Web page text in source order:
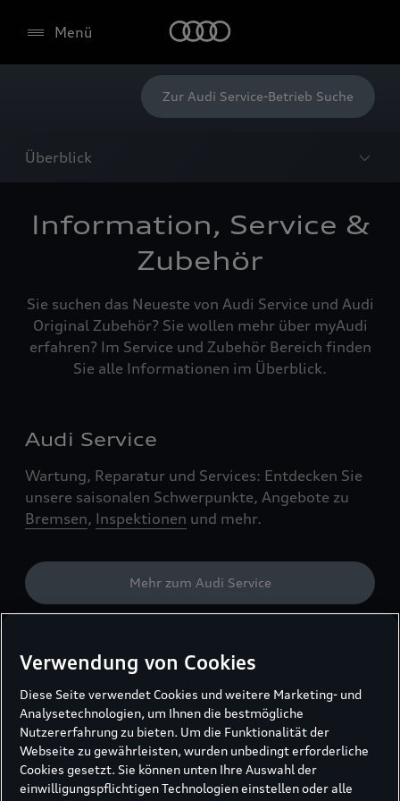
Menü
Zur Audi Service-Betrieb Suche
Überblick
Information, Service &
Zubehör
Sie suchen das Neueste von Audi Service und Audi
Original Zubehör? Sie wollen mehr über myAudi
erfahren? Im Service und Zubehör Bereich finden
Sie alle Informationen im Überblick.
Audi Service
Wartung, Reparatur und Services: Entdecken Sie
unsere saisonalen Schwerpunkte, Angebote zu
Bremsen, Inspektionen und mehr.
Mehr zum Audi Service
Audi Original Zubehör
Informieren Sie sich über die große Auswahl an
Audi Original Zubehör:Kindersitze,Dachboxen
Felgen und mehr.
Verwendung von Cookies
Diese Seite verwendet Cookies und weitere Marketing- und
Analysetechnologien, um Ihnen die bestmögliche
Nutzererfahrung zu bieten. Um die Funktionalität der
Webseite zu gewährleisten, wurden unbedingt erforderliche
Cookies gesetzt. Sie können unten Ihre Auswahl der
einwilligungspflichtigen Technologien einstellen oder alle